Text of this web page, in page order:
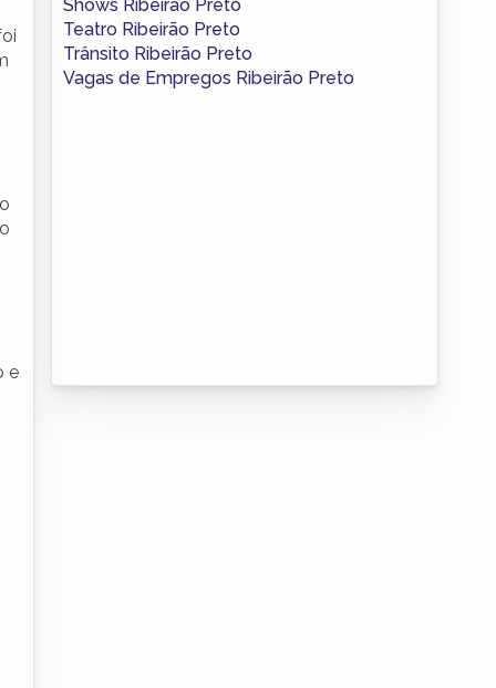
e
Shows Ribeirão Preto
Teatro Ribeirão Preto
Trânsito Ribeirão Preto
Vagas de Empregos Ribeirão Preto